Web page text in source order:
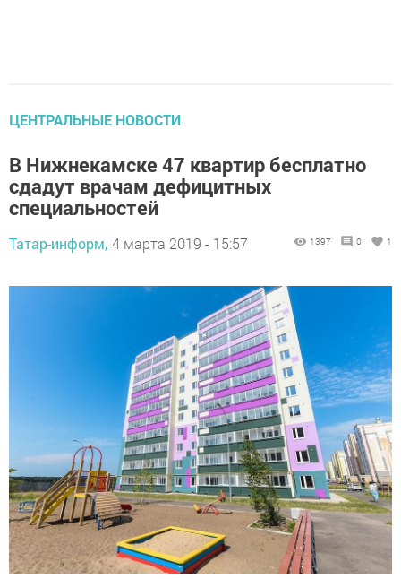
ЦЕНТРАЛЬНЫЕ НОВОСТИ
В Нижнекамске 47 квартир бесплатно
сдадут врачам дефицитных
специальностей
Татар-информ, 4 марта 2019 - 15:57 1397 0 1